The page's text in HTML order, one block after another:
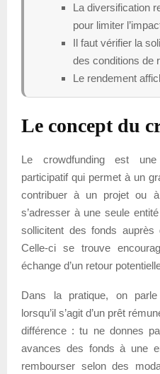
La diversification
pour limiter
Il faut vérifier la
des conditions de
Le rendement
Le concept du
Le crowdfunding est
participatif qui permet à un
contribuer à un projet ou
s’adresser à une seule
sollicitent des fonds
Celle-ci se trouve
échange d’un retour
Dans la pratique, on
lorsqu’il s’agit d’un prêt
différence : tu ne donnes
avances des fonds à une
rembourser selon des